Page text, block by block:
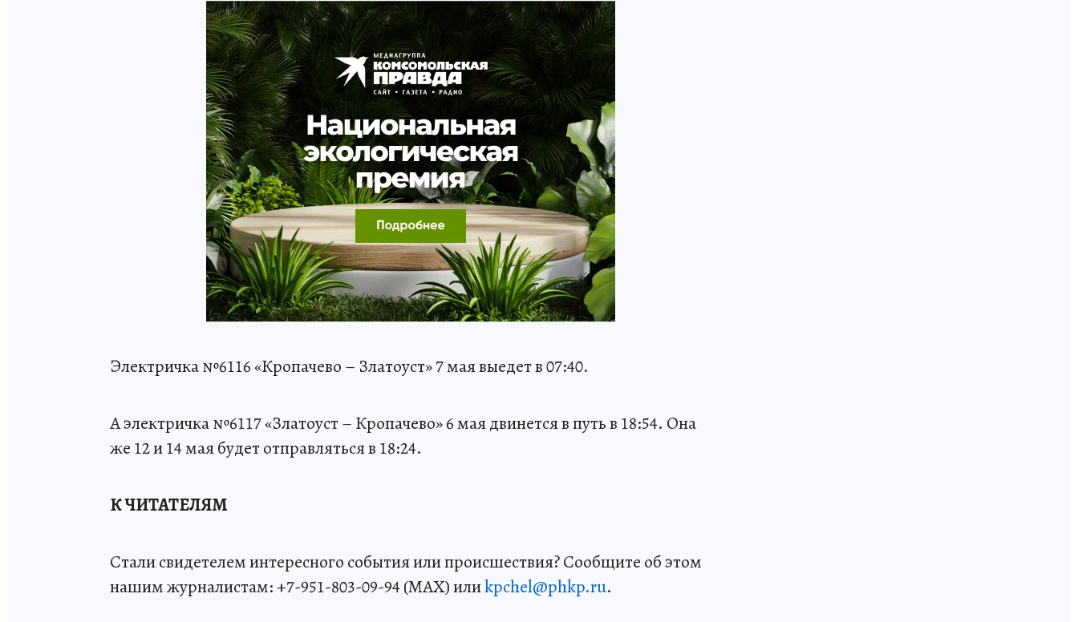
Электричка №6116 «Кропачево – Златоуст» 7 мая выедет в 07:40.
А электричка №6117 «Златоуст – Кропачево» 6 мая двинется в путь в 18:54. Она
же 12 и 14 мая будет отправляться в 18:24.
К ЧИТАТЕЛЯМ
Стали свидетелем интересного события или происшествия? Сообщите об этом
нашим журналистам: +7-951-803-09-94 (MAX) илиkpchel@phkp.ru.